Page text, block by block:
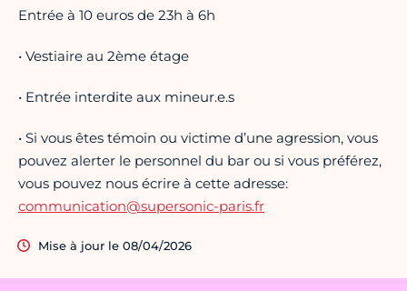
Entrée à 10 euros de 23h à 6h
• Vestiaire au 2ème étage
• Entrée interdite aux mineur.e.s
• Si vous êtes témoin ou victime d’une agression, vous
pouvez alerter le personnel du bar ou si vous préférez,
vous pouvez nous écrire à cette adresse:
communication@supersonic-paris.fr
Mise à jour le 08/04/2026